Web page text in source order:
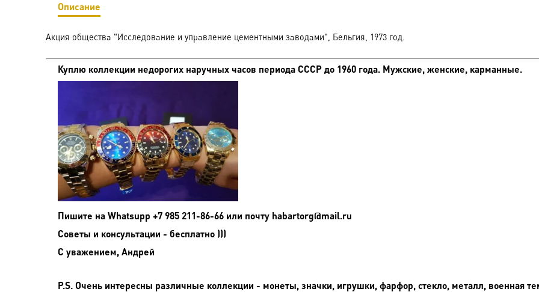
Описание
Акция общества "Исследование и управление цементными заводами", Бельгия, 1973 год.
Куплю коллекции недорогих наручных часов периода СССР до 1960 года. Мужские, женские, карманные.
Пишите на Whatsupp +7 985 211-86-66 или почту habartorg@mail.ru
Советы и консультации - бесплатно )))
С уважением, Андрей
P.S. Очень интересны различные коллекции - монеты, значки, игрушки, фарфор, стекло, металл, военная